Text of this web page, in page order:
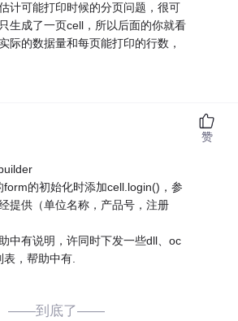
计可能打印时候的分页问题，很可
生成了一页cell，所以后面的你就看
际的数据量和每页能打印的行数，
form的初始化时添加cell.login()，参
提供（单位名称，产品号，注册
中有说明，许同时下发一些dll、oc
表，帮助中有.
赞
——到底了——